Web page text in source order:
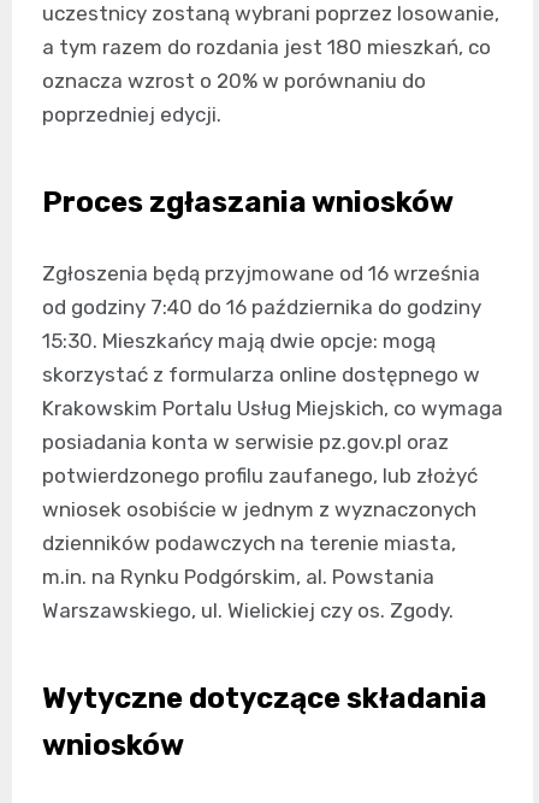
uczestnicy zostaną wybrani poprzez losowanie,
a tym razem do rozdania jest 180 mieszkań, co
oznacza wzrost o 20% w porównaniu do
poprzedniej edycji.
Proces zgłaszania wniosków
Zgłoszenia będą przyjmowane od 16 września
od godziny 7:40 do 16 października do godziny
15:30. Mieszkańcy mają dwie opcje: mogą
skorzystać z formularza online dostępnego w
Krakowskim Portalu Usług Miejskich, co wymaga
posiadania konta w serwisie pz.gov.pl oraz
potwierdzonego profilu zaufanego, lub złożyć
wniosek osobiście w jednym z wyznaczonych
dzienników podawczych na terenie miasta,
m.in. na Rynku Podgórskim, al. Powstania
Warszawskiego, ul. Wielickiej czy os. Zgody.
Wytyczne dotyczące składania
wniosków